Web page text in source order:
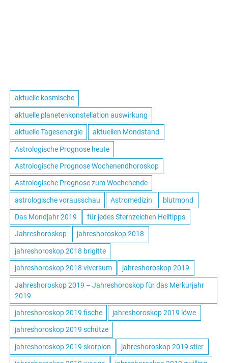
aktuelle kosmische
aktuelle planetenkonstellation auswirkung
aktuelle Tagesenergie aktuellen Mondstand
Astrologische Prognose heute
Astrologische Prognose Wochenendhoroskop
Astrologische Prognose zum Wochenende
astrologische vorausschau Astromedizin blutmond
Das Mondjahr 2019 für jedes Sternzeichen Heiltipps
Jahreshoroskop jahreshoroskop 2018
jahreshoroskop 2018 brigitte
jahreshoroskop 2018 viversum jahreshoroskop 2019
Jahreshoroskop 2019 – Jahreshoroskop für das Merkurjahr
2019
jahreshoroskop 2019 fische jahreshoroskop 2019 löwe
jahreshoroskop 2019 schütze
jahreshoroskop 2019 skorpion jahreshoroskop 2019 stier